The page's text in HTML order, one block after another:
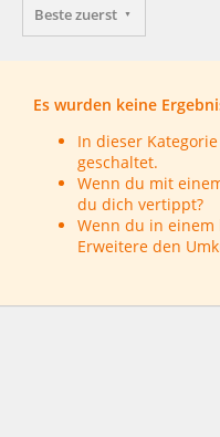
Beste zuerst
Es wurden keine
In dieser
geschaltet.
Wenn du mit
du dich vertippt?
Wenn du in
Erweitere den